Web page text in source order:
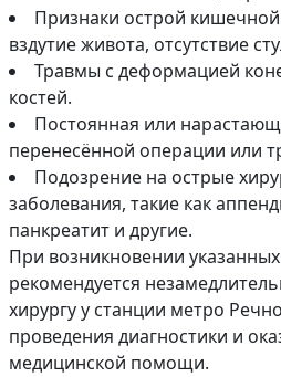
Признаки острой
вздутие живота, отсутствие
Травмы с деформацией
костей.
Постоянная или
перенесённой операции или
Подозрение на острые
заболевания, такие как
панкреатит и другие.
При возникновении
рекомендуется
хирургу у станции метро
проведения диагностики и
медицинской помощи.